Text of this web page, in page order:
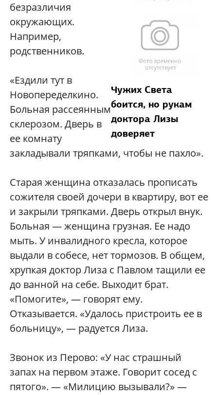
Чужих Света
боится, но рукам
доктора Лизы
доверяет
безразличия
окружающих.
Например,
родственников.
«Ездили тут в
Новопеределкино.
Больная рассеянным
склерозом. Дверь в
ее комнату
закладывали тряпками, чтобы не пахло».
Старая женщина отказалась прописать
сожителя своей дочери в квартиру, вот ее
и закрыли тряпками. Дверь открыл внук.
Больная — женщина грузная. Ее надо
мыть. У инвалидного кресла, которое
выдали в собесе, нет тормозов. В общем,
хрупкая доктор Лиза с Павлом тащили ее
до ванной на себе. Выходит брат.
«Помогите», — говорят ему.
Отказывается. «Удалось пристроить ее в
больницу», — радуется Лиза.
Звонок из Перово: «У нас страшный
запах на первом этаже. Говорит сосед с
пятого». — «Милицию вызывали?» —